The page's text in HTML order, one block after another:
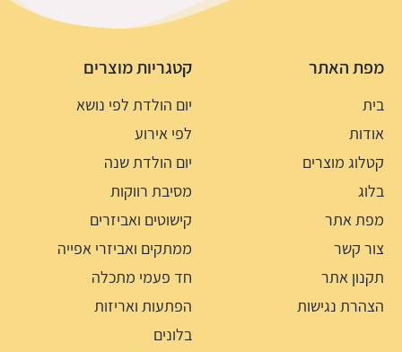
מפת האתר
בית
אודות
קטלוג מוצרים
בלוג
מפת אתר
צור קשר
תקנון אתר
הצהרת נגישות
קטגריות מוצרים
יום הולדת לפי נושא
לפי אירוע
יום הולדת שנה
מסיבת רווקות
קישוטים ואביזרים
ממתקים ואביזרי אפייה
חד פעמי מתכלה
הפתעות ואריזות
בלונים